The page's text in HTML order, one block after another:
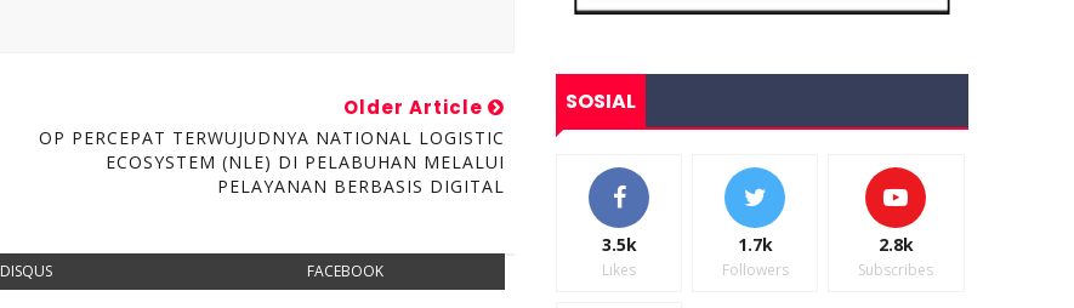
Older Article
OP PERCEPAT TERWUJUDNYA NATIONAL LOGISTIC
ECOSYSTEM (NLE) DI PELABUHAN MELALUI
PELAYANAN BERBASIS DIGITAL
DISQUS FACEBOOK
SOSIAL
3.5k
Likes
1.7k
Followers
2.8k
Subscribes